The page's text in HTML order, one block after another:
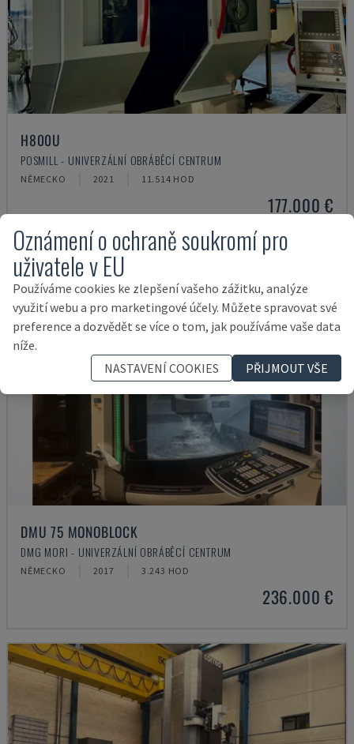
H800U
POSMILL - UNIVERZÁLNÍ OBRÁBĚCÍ CENTRUM
NĚMECKO 2021 11.514 HOD
177.000 €
DMU 75 MONOBLOCK
DMG MORI - UNIVERZÁLNÍ OBRÁBĚCÍ CENTRUM
NĚMECKO 2017 3.243 HOD
236.000 €
Oznámení o ochraně soukromí pro
uživatele v EU
Používáme cookies ke zlepšení vašeho zážitku, analýze
využití webu a pro marketingové účely. Můžete spravovat své
preference a dozvědět se více o tom, jak používáme vaše data
níže.
NASTAVENÍ COOKIES
PŘIJMOUT VŠE